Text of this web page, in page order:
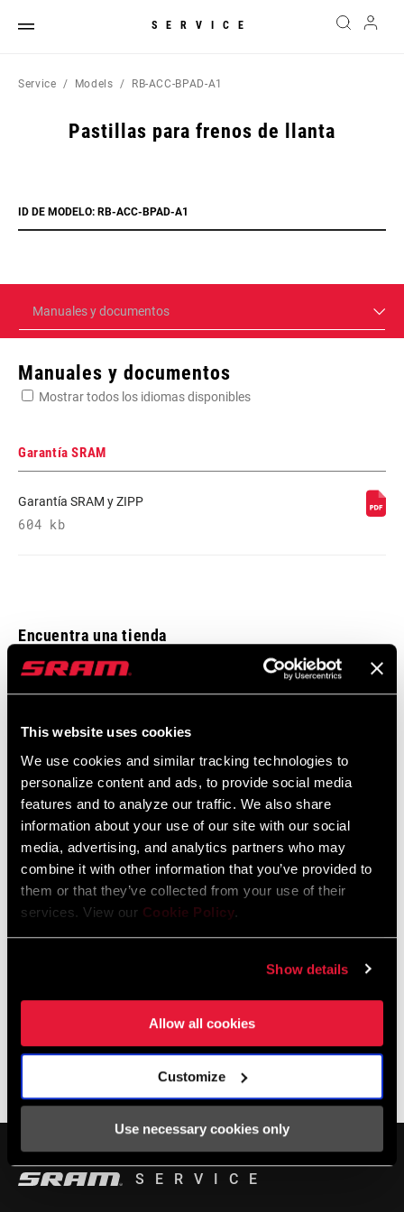
This website uses cookies
We use cookies and similar tracking technologies to
personalize content and ads, to provide social media
features and to analyze our traffic. We also share
information about your use of our site with our social
media, advertising, and analytics partners who may
combine it with other information that you’ve provided to
them or that they’ve collected from your use of their
services. View our Cookie Policy.
Show details
Allow all cookies
Customize
Use necessary cookies only
SERVICE
Service Models RB-ACC-BPAD-A1
Pastillas para frenos de llanta
ID DE MODELO: RB-ACC-BPAD-A1
Manuales y documentos
Manuales y documentos
Mostrar todos los idiomas disponibles
Garantía SRAM
Garantía SRAM y ZIPP
604 kb
Encuentra una tienda
especialmente los puntos de venta oficiales SRAM, para recibir el
LOCALIZADOR DE TIENDAS
Soporte online
BASE DE CONOCIMIENTOS SRAM
SERVICE